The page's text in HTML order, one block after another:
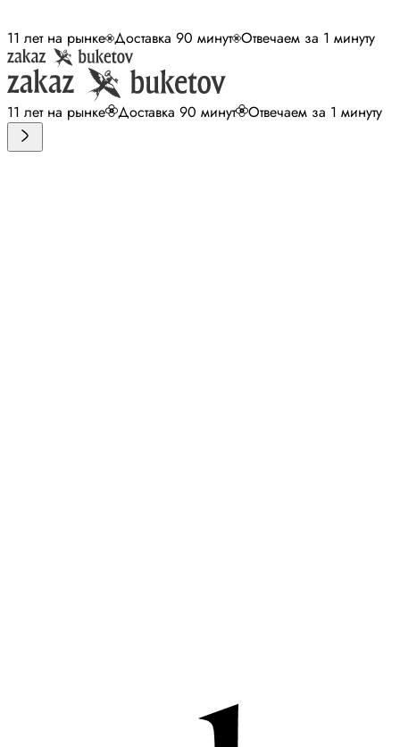
11 лет на рынке Доставка 90 минут Отвечаем за 1 минуту
11 лет на рынке Доставка 90 минут Отвечаем за 1 минуту